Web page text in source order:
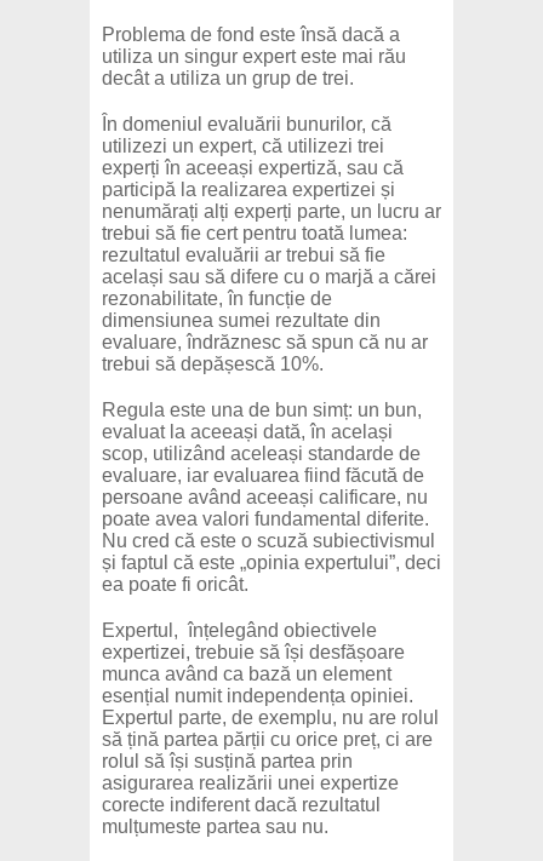
Problema de fond este însă dacă a
utiliza un singur expert este mai rău
decât a utiliza un grup de trei.
În domeniul evaluării bunurilor, că
utilizezi un expert, că utilizezi trei
experți în aceeași expertiză, sau că
participă la realizarea expertizei și
nenumărați alți experți parte, un lucru ar
trebui să fie cert pentru toată lumea:
rezultatul evaluării ar trebui să fie
același sau să difere cu o marjă a cărei
rezonabilitate, în funcție de
dimensiunea sumei rezultate din
evaluare, îndrăznesc să spun că nu ar
trebui să depășescă 10%.
Regula este una de bun simț: un bun,
evaluat la aceeași dată, în același
scop, utilizând aceleași standarde de
evaluare, iar evaluarea fiind făcută de
persoane având aceeași calificare, nu
poate avea valori fundamental diferite.
Nu cred că este o scuză subiectivismul
și faptul că este „opinia expertului”, deci
ea poate fi oricât.
Expertul, înțelegând obiectivele
expertizei, trebuie să își desfășoare
munca având ca bază un element
esențial numit independența opiniei.
Expertul parte, de exemplu, nu are rolul
să țină partea părții cu orice preț, ci are
rolul să își susțină partea prin
asigurarea realizării unei expertize
corecte indiferent dacă rezultatul
mulțumeste partea sau nu.